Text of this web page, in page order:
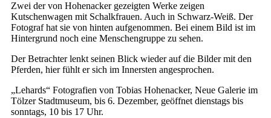
Zwei der von Hohenacker gezeigten Werke zeigen
Kutschenwagen mit Schalkfrauen. Auch in Schwarz-Weiß. Der
Fotograf hat sie von hinten aufgenommen. Bei einem Bild ist im
Hintergrund noch eine Menschengruppe zu sehen.
Der Betrachter lenkt seinen Blick wieder auf die Bilder mit den
Pferden, hier fühlt er sich im Innersten angesprochen.
„Lehards“ Fotografien von Tobias Hohenacker, Neue Galerie im
Tölzer Stadtmuseum, bis 6. Dezember, geöffnet dienstags bis
sonntags, 10 bis 17 Uhr.